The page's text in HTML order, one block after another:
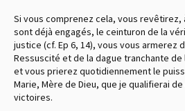
Si vous comprenez cela, vous revêtirez,
sont déjà engagés, le ceinturon de la
justice (cf. Ep 6, 14), vous vous armerez
Ressuscité et de la dague tranchante de
et vous prierez quotidiennement le
Marie, Mère de Dieu, que je qualifierai
victoires.